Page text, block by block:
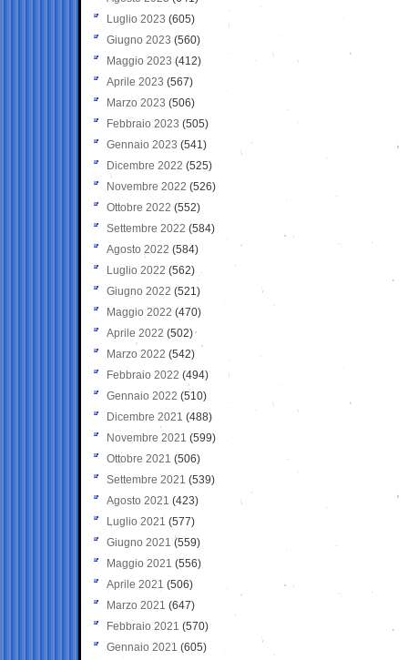
Luglio 2023 (605)
Giugno 2023 (560)
Maggio 2023 (412)
Aprile 2023 (567)
Marzo 2023 (506)
Febbraio 2023 (505)
Gennaio 2023 (541)
Dicembre 2022 (525)
Novembre 2022 (526)
Ottobre 2022 (552)
Settembre 2022 (584)
Agosto 2022 (584)
Luglio 2022 (562)
Giugno 2022 (521)
Maggio 2022 (470)
Aprile 2022 (502)
Marzo 2022 (542)
Febbraio 2022 (494)
Gennaio 2022 (510)
Dicembre 2021 (488)
Novembre 2021 (599)
Ottobre 2021 (506)
Settembre 2021 (539)
Agosto 2021 (423)
Luglio 2021 (577)
Giugno 2021(559)
Maggio 2021 (556)
Aprile 2021 (506)
Marzo 2021 (647)
Febbraio 2021 (570)
Gennaio 2021 (605)